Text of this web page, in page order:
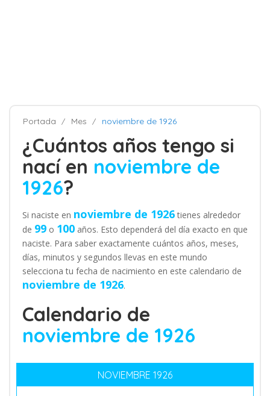
Portada Mes noviembre de 1926
¿Cuántos años tengo si
nací en noviembre de
1926?
Si naciste en noviembre de 1926tienes alrededor
de 99 o 100 años. Esto dependerá del día exacto en que
naciste. Para saber exactamente cuántos años, meses,
días, minutos y segundos llevas en este mundo
selecciona tu fecha de nacimiento en este calendario de
noviembre de 1926.
Calendario de
noviembre de 1926
NOVIEMBRE 1926